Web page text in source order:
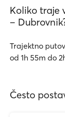
Koliko traje
–
Trajektno
od 1h 55m do
Često